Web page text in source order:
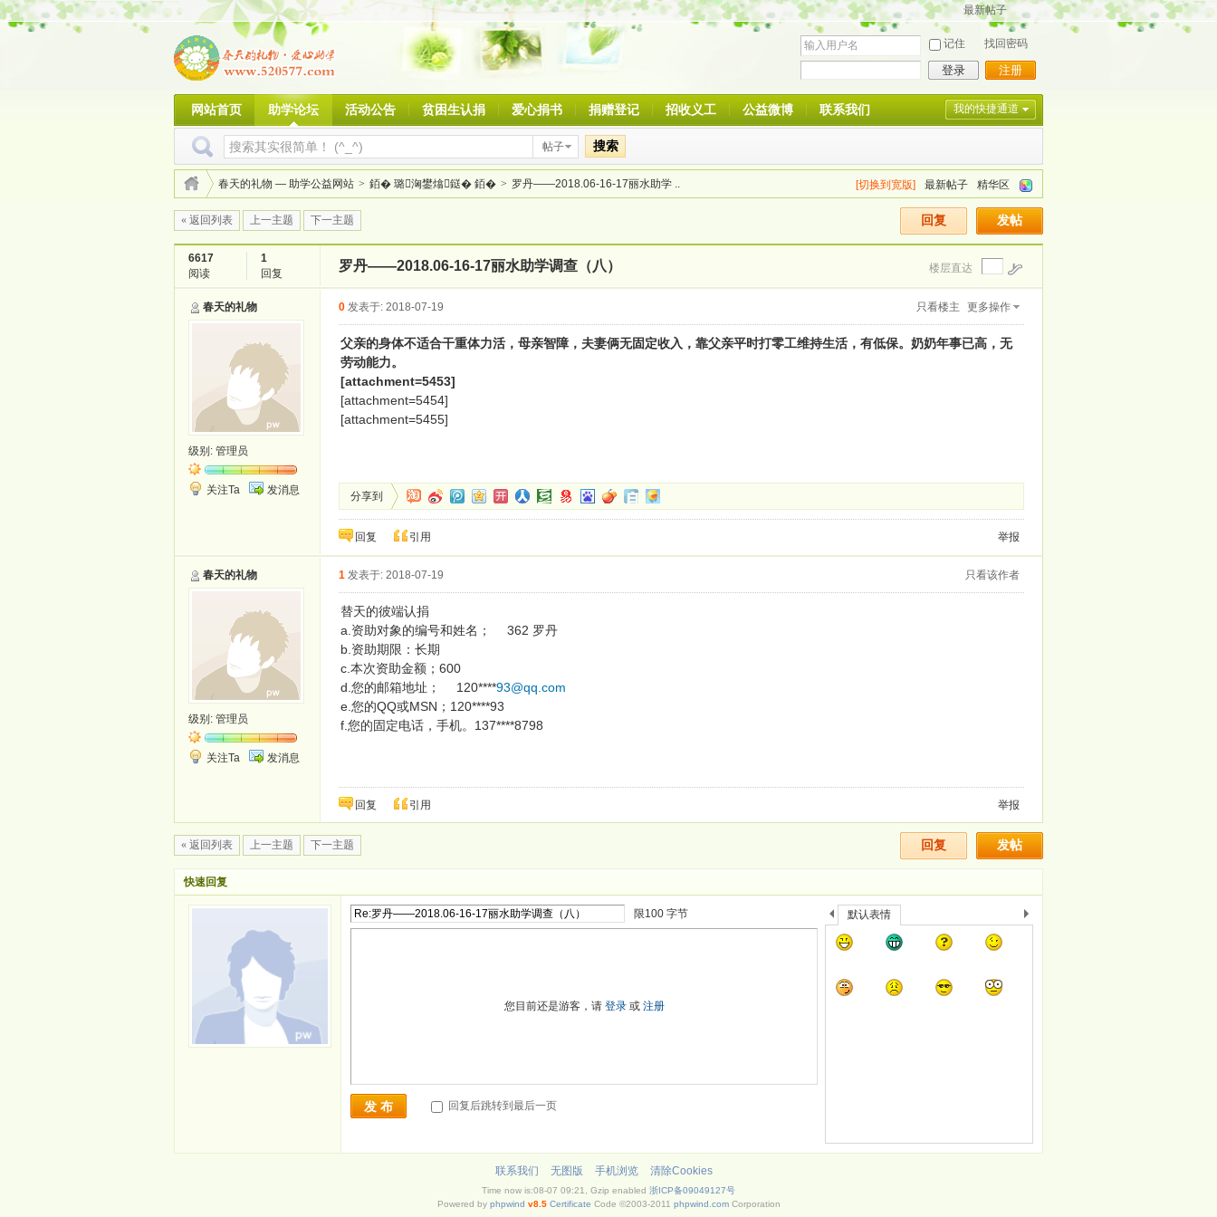
最新帖子
记住 找回密码
登录 注册
我的快捷通道
网站首页 助学论坛 活动公告 贫困生认捐 爱心捐书 捐赠登记 招收义工 公益微博 联系我们
帖子 搜索
[切换到宽版] 最新帖子 精华区
春天的礼物 — 助学公益网站 > 銆� 璐洶鐢熻鎹� 銆� > 罗丹——2018.06-16-17丽水助学 ..
发帖
回复
« 返回列表 上一主题 下一主题
6617
阅读
1
回复
罗丹——2018.06-16-17丽水助学调查（八） 楼层直达
春天的礼物
级别: 管理员
关注Ta 发消息
只看楼主 更多操作
0 发表于: 2018-07-19
父亲的身体不适合干重体力活，母亲智障，夫妻俩无固定收入，靠父亲平时打零工维持生活，有低保。奶奶年事已高，无
劳动能力。
[attachment=5453]
[attachment=5454]
[attachment=5455]
分享到
回复 引用 举报
春天的礼物
级别: 管理员
关注Ta 发消息
只看该作者
1 发表于: 2018-07-19
替天的彼端认捐
a.资助对象的编号和姓名； 362 罗丹
b.资助期限：长期
c.本次资助金额；600
d.您的邮箱地址； 120****93@qq.com
e.您的QQ或MSN；120****93
f.您的固定电话，手机。137****8798
回复 引用 举报
发帖
回复
« 返回列表 上一主题 下一主题
快速回复
限100 字节
您目前还是游客，请 登录或 注册
发 布 回复后跳转到最后一页
上
一
下
默认表情
联系我们 无图版 手机浏览 清除Cookies
Time now is:08-07 09:21, Gzip enabled 浙ICP备09049127号
Powered by phpwind v8.5 Certificate Code ©2003-2011 phpwind.comCorporation